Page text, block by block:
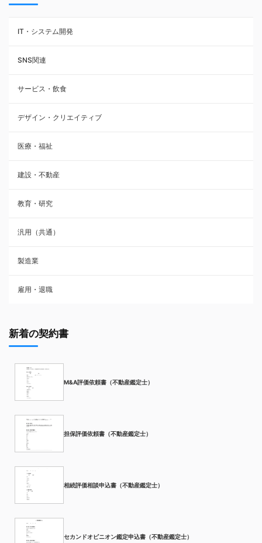
IT・システム開発
SNS関連
サービス・飲食
デザイン・クリエイティブ
医療・福祉
建設・不動産
教育・研究
汎用（共通）
製造業
雇用・退職
新着の契約書
M&A評価依頼書（不動産鑑定士）
担保評価依頼書（不動産鑑定士）
相続評価相談申込書（不動産鑑定士）
セカンドオピニオン鑑定申込書（不動産鑑定士）